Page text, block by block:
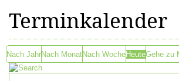
Terminkalender
Nach JahrNach MonatNach WocheHeuteGehe zu